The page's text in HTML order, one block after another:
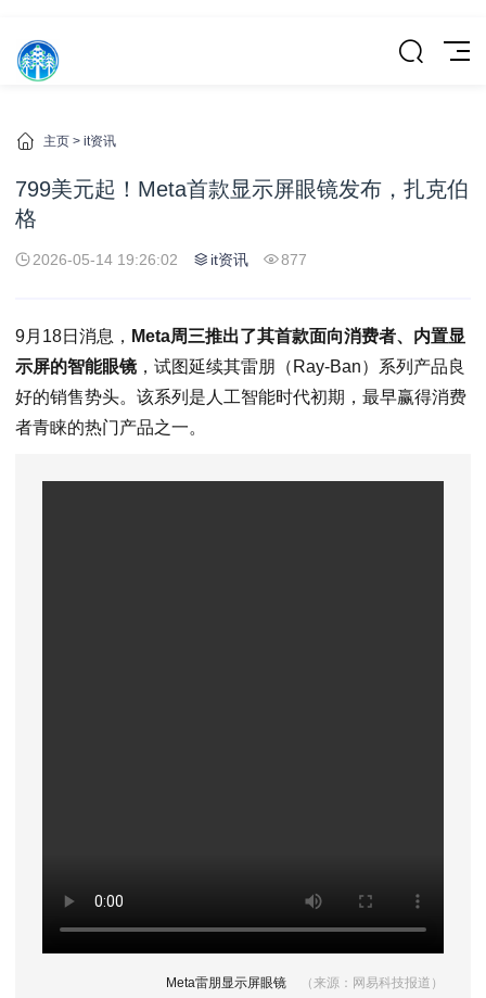
主页 > it资讯
799美元起！Meta首款显示屏眼镜发布，扎克伯
格
2026-05-14 19:26:02 it资讯 877
9月18日消息， Meta周三推出了其首款面向消费者、内置显
示屏的智能眼镜 ，试图延续其雷朋（Ray-Ban）系列产品良
好的销售势头。该系列是人工智能时代初期，最早赢得消费
者青睐的热门产品之一。
Meta雷朋显示屏眼镜 （来源：网易科技报道）